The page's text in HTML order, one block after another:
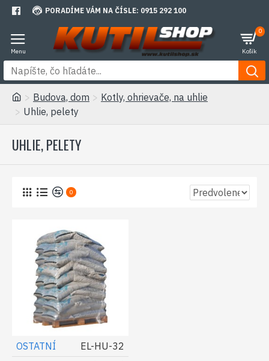
PORADÍME VÁM NA ČÍSLE: 0915 292 100
0
Budova, dom
Kotly, ohrievače, na uhlie
Uhlie, pelety
UHLIE, PELETY
0
OSTATNÍ EL-HU-32